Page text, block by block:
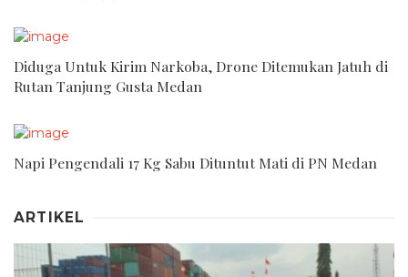
Diduga Untuk Kirim Narkoba, Drone Ditemukan Jatuh di
Rutan Tanjung Gusta Medan
Napi Pengendali 17 Kg Sabu Dituntut Mati di PN Medan
ARTIKEL